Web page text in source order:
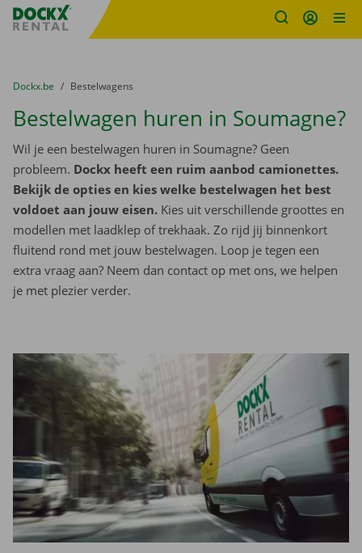
Fratello DEMO
U bevindt zich hier:
van
Dockx.be naar
Bestelwagens
Bestelwagen huren in Soumagne?
Wil je een bestelwagen huren in Soumagne? Geen
probleem. Dockx heeft een ruim aanbod camionettes.
Bekijk de opties en kies welke bestelwagen het best
voldoet aan jouw eisen. Kies uit verschillende groottes en
modellen met laadklep of trekhaak. Zo rijd jij binnenkort
fluitend rond met jouw bestelwagen. Loop je tegen een
extra vraag aan? Neem dan contact op met ons, we helpen
je met plezier verder.